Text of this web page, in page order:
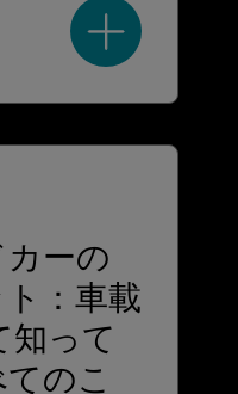
ーの
：車載
知って
のこ